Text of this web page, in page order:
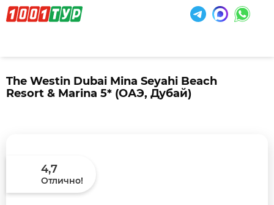
The Westin Dubai Mina Seyahi Beach
Resort & Marina 5* (ОАЭ, Дубай)
4,7
Отлично!